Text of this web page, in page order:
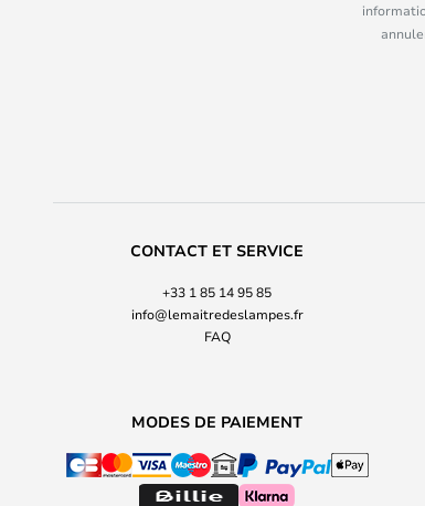
CONTACT ET SERVICE
+33 1 85 14 95 85
info@lemaitredeslampes.fr
FAQ
MODES DE PAIEMENT